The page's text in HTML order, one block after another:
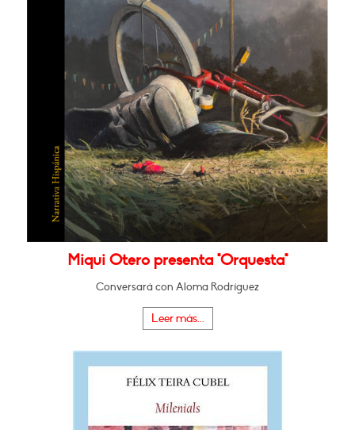
Miqui Otero presenta "Orquesta"
Conversará con Aloma Rodríguez
Leer más...